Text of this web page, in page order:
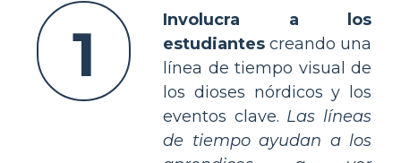
1
Involucra a los
estudiantes creando una
línea de tiempo visual de
los dioses nórdicos y los
eventos clave. Las líneas
de tiempo ayudan a los